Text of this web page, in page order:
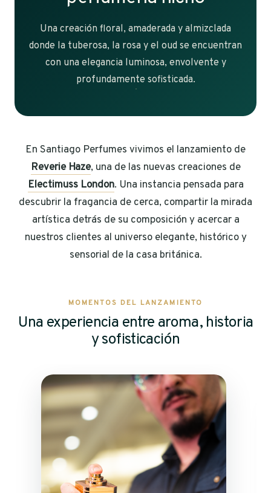
Una creación floral, amaderada y almizclada
donde la tuberosa, la rosa y el oud se encuentran
con una elegancia luminosa, envolvente y
profundamente sofisticada.
En Santiago Perfumes vivimos el lanzamiento de
Reverie Haze, una de las nuevas creaciones de
Electimuss London. Una instancia pensada para
descubrir la fragancia de cerca, compartir la mirada
artística detrás de su composición y acercar a
nuestros clientes al universo elegante, histórico y
sensorial de la casa británica.
MOMENTOS DEL LANZAMIENTO
Una experiencia entre aroma, historia
y sofisticación